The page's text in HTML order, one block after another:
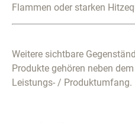
Flammen oder starken
Weitere sichtbare
Produkte gehören neben
Leistungs- / Produktumfang.